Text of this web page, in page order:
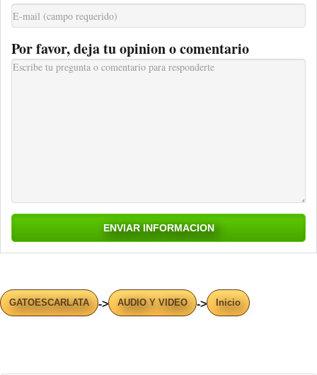
Por favor, deja tu opinion o comentario
GATOESCARLATA -> AUDIO Y VIDEO -> Inicio